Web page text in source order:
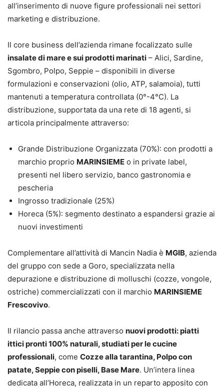
all’inserimento di nuove figure professionali nei settori
marketing e distribuzione.
Il core business dell’azienda rimane focalizzato sulle
insalate di mare e sui prodotti marinati – Alici, Sardine,
Sgombro, Polpo, Seppie – disponibili in diverse
formulazioni e conservazioni (olio, ATP, salamoia), tutti
mantenuti a temperatura controllata (0°-4°C). La
distribuzione, supportata da una rete di 18 agenti, si
articola principalmente attraverso:
Grande Distribuzione Organizzata (70%): con prodotti a
marchio proprio MARINSIEME o in private label,
presenti nel libero servizio, banco gastronomia e
pescheria
Ingrosso tradizionale (25%)
Horeca (5%): segmento destinato a espandersi grazie ai
nuovi investimenti
Complementare all’attività di Mancin Nadia è MGIB, azienda
del gruppo con sede a Goro, specializzata nella
depurazione e distribuzione di molluschi (cozze, vongole,
ostriche) commercializzati con il marchio MARINSIEME
Frescovivo.
Il rilancio passa anche attraverso nuovi prodotti: piatti
ittici pronti 100% naturali, studiati per le cucine
professionali, come Cozze alla tarantina, Polpo con
patate, Seppie con piselli, Base Mare. Un’intera linea
dedicata all’Horeca, realizzata in un reparto apposito con